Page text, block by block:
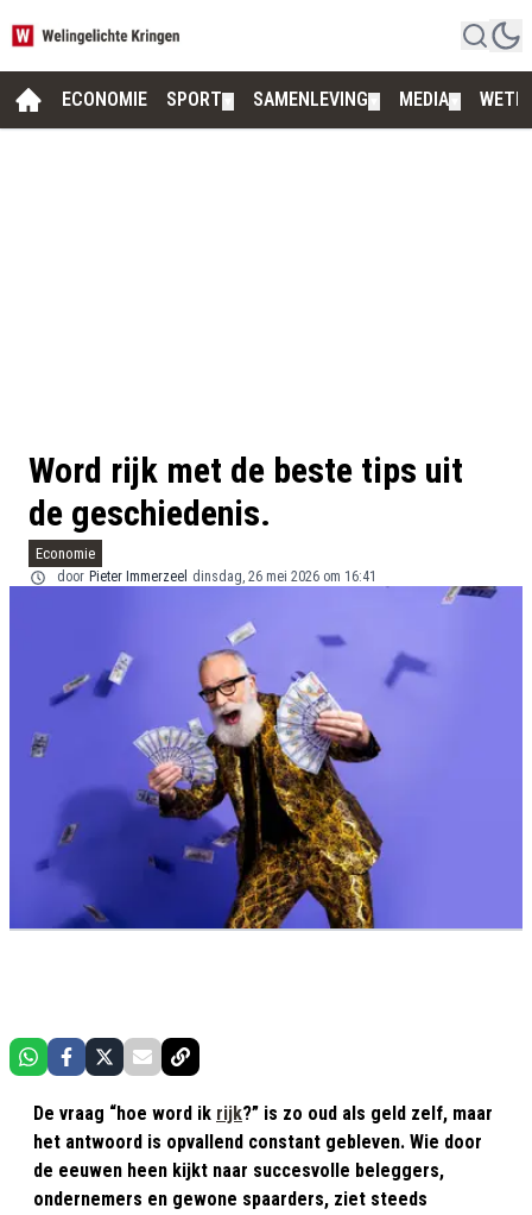
ECONOMIE SPORT SAMENLEVING MEDIA
Word rijk met de beste tips uit
de geschiedenis.
Economie
door Pieter Immerzeel dinsdag, 26 mei 2026 om 16:41
De vraag “hoe word ik rijk?” is zo oud als geld zelf, maar
het antwoord is opvallend constant gebleven. Wie door
de eeuwen heen kijkt naar succesvolle beleggers,
ondernemers en gewone spaarders, ziet steeds